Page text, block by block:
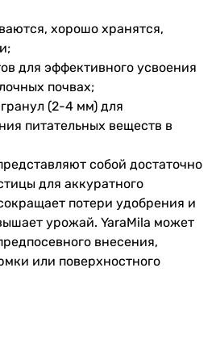
хорошо хранятся,
для эффективного усвоения
почвах;
(2-4 мм) для
питательных веществ в
собой достаточно
для аккуратного
потери удобрения и
урожай. YaraMila может
внесения,
или поверхностного